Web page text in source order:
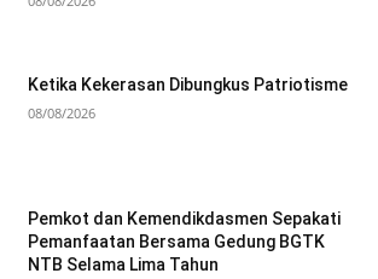
Ketika Kekerasan Dibungkus Patriotisme
08/08/2026
Pemkot dan Kemendikdasmen Sepakati
Pemanfaatan Bersama Gedung BGTK
NTB Selama Lima Tahun